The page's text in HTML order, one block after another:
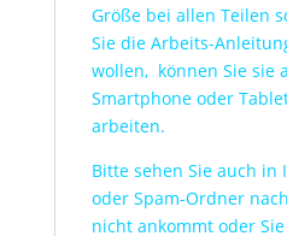
Größe bei allen Teilen
Sie die Arbeits-
wollen, können Sie sie
Smartphone oder
arbeiten.
Bitte sehen Sie auch in
oder Spam-Ordner
nicht ankommt oder